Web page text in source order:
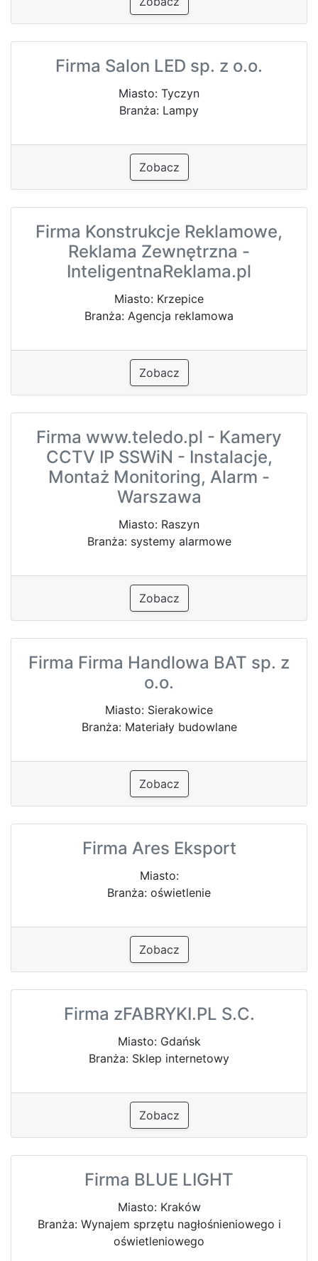
Firma Salon LED sp. z o.o.
Miasto: Tyczyn
Branża: Lampy
Zobacz
Firma Konstrukcje Reklamowe,
Reklama Zewnętrzna -
InteligentnaReklama.pl
Miasto: Krzepice
Branża: Agencja reklamowa
Zobacz
Firma www.teledo.pl - Kamery
CCTV IP SSWiN - Instalacje,
Montaż Monitoring, Alarm -
Warszawa
Miasto: Raszyn
Branża: systemy alarmowe
Zobacz
Firma Firma Handlowa BAT sp. z
o.o.
Miasto: Sierakowice
Branża: Materiały budowlane
Zobacz
Firma Ares Eksport
Miasto:
Branża: oświetlenie
Zobacz
Firma zFABRYKI.PL S.C.
Miasto: Gdańsk
Branża: Sklep internetowy
Zobacz
Firma BLUE LIGHT
Miasto: Kraków
Branża: Wynajem sprzętu nagłośnieniowego i
oświetleniowego